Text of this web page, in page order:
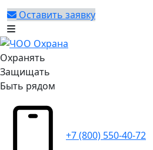
Оставить заявку
Охранять
Защищать
Быть рядом
+7 (800) 550-40-72